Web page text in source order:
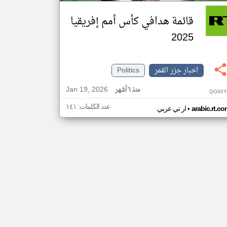
قائمة هدافي كأس أمم إفريقيا
2025
اخبار جزر القمر
Politics
Jan 19, 2026
منذ ٦ أشهر
ار تي عربي• عدد الكلمات: ١٤١